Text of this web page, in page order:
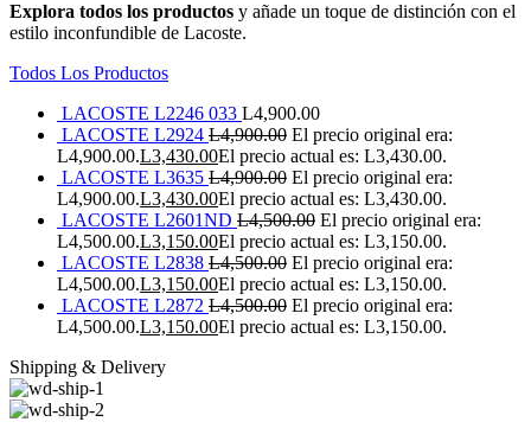
Explora todos los productos y añade un toque de distinción con el
estilo inconfundible de Lacoste.
Todos Los Productos
LACOSTE L2246 033 L4,900.00
LACOSTE L2924 L4,900.00 El precio original era:
L4,900.00.L3,430.00El precio actual es: L3,430.00.
LACOSTE L3635 L4,900.00 El precio original era:
L4,900.00.L3,430.00El precio actual es: L3,430.00.
LACOSTE L2601ND L4,500.00 El precio original era:
L4,500.00.L3,150.00El precio actual es: L3,150.00.
LACOSTE L2838 L4,500.00 El precio original era:
L4,500.00.L3,150.00El precio actual es: L3,150.00.
LACOSTE L2872 L4,500.00 El precio original era:
L4,500.00.L3,150.00El precio actual es: L3,150.00.
Shipping & Delivery